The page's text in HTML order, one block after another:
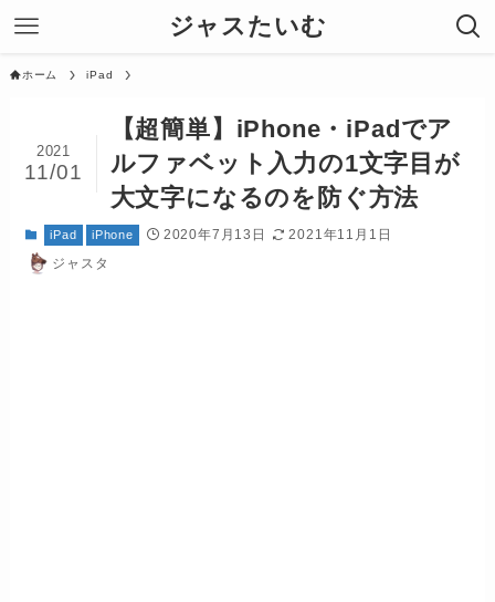
ジャスたいむ
ホーム iPad
【超簡単】iPhone・iPadでア
ルファベット入力の1文字目が
大文字になるのを防ぐ方法
2021
11/01
iPad iPhone 2020年7月13日
2021年11月1日
ジャスタ